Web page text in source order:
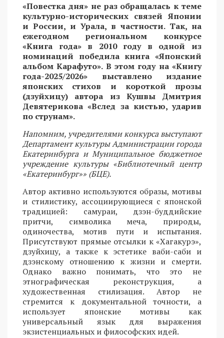
«Повестка дня» не раз обращалась к теме
культурно-исторических связей Японии
и России, и Урала, в частности. Так, на
ежегодном региональном конкурсе
«Книга года» в 2010 году в одной из
номинаций победила книга «Японский
альбом Карафуто». В этом году на «Книгу
года-2025/2026» выставлено издание
японских стихов и короткой прозы
(дзуйхицу) автора из Кушвы Дмитрия
Девятерикова «Вслед за кистью, ударив
по струнам».
Напомним, учредителями конкурса выступают
Департамент культуры Администрации города
Екатеринбурга и Муниципальное бюджетное
учреждение культуры «Библиотечный центр
«Екатеринбург»» (БЦЕ).
Автор активно используются образы, мотивы
и стилистику, ассоциирующиеся с японской
традицией: самураи, дзэн-буддийские
притчи, символика меча, природы,
одиночества, мотив пути и испытания.
Присутствуют прямые отсылки к «Хагакурэ»,
дзуйхицу, а также к эстетике ваби-саби и
дзэнскому отношению к жизни и смерти.
Однако важно понимать, что это не
этнографическая реконструкция, а
художественная стилизация. Автор не
стремится к документальной точности, а
использует японские мотивы как
универсальный язык для выражения
экзистенциальных и философских идей.